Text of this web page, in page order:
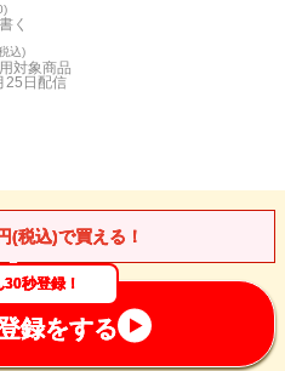
)
く
込)
対象商品
25日 配信
円(税込)で買える！
秒登録！
録をする